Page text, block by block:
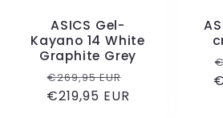
ASICS Gel-
Kayano 14 White
Graphite Grey
Normale
prijs
€269,95 EUR
€219,95 EUR